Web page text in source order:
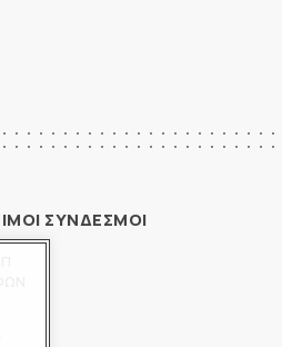
ΣΥΝΔΕΣΜΟΙ